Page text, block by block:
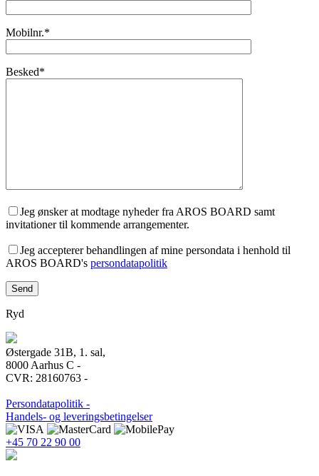
Mobilnr.*
Besked*
Jeg ønsker at modtage nyheder fra AROS BOARD samt
invitationer til kommende arrangementer.
Jeg accepterer behandlingen af mine persondata i henhold til
AROS BOARD's persondatapolitik
Ryd
Østergade 31B, 1. sal,
8000 Aarhus C -
CVR: 28160763 -
Persondatapolitik -
Handels- og leveringsbetingelser
+45 70 22 90 00